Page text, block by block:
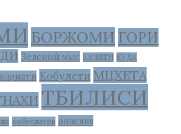
БОРЖОМИ ГОРИ
Зеленый мыс КАЗБЕГИ КУДА
Кобулети МЦХЕТА
ТБИЛИСИ
амбролаури анаклия